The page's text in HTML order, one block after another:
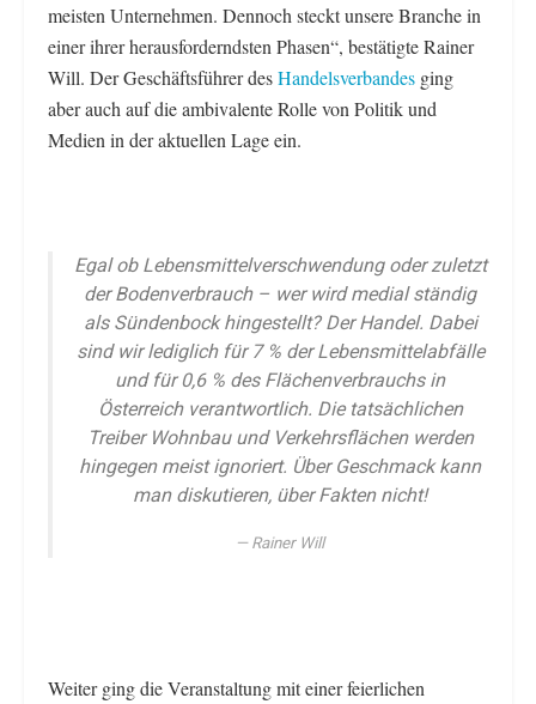
meisten Unternehmen. Dennoch steckt unsere Branche in
einer ihrer herausforderndsten Phasen“, bestätigte Rainer
Will. Der Geschäftsführer desHandelsverbandes ging
aber auch auf die ambivalente Rolle von Politik und
Medien in der aktuellen Lage ein.
Egal ob Lebensmittelverschwendung oder zuletzt
der Bodenverbrauch – wer wird medial ständig
als Sündenbock hingestellt? Der Handel. Dabei
sind wir lediglich für 7 % der Lebensmittelabfälle
und für 0,6 % des Flächenverbrauchs in
Österreich verantwortlich. Die tatsächlichen
Treiber Wohnbau und Verkehrsflächen werden
hingegen meist ignoriert. Über Geschmack kann
man diskutieren, über Fakten nicht!
Rainer Will
Weiter ging die Veranstaltung mit einer feierlichen